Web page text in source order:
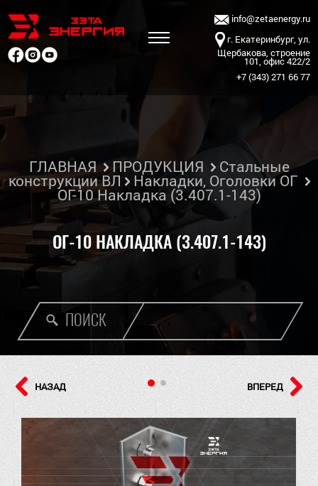
info@zetaenergy.ru
г. Екатеринбург, ул.
Щербакова, строение
101, офис 422/2
+7 (343) 271 66 77
ПОИСК
ГЛАВНАЯ ПРОДУКЦИЯ Стальные
конструкции ВЛ Накладки, Оголовки ОГ
ОГ-10 Накладка (3.407.1-143)
ОГ-10 НАКЛАДКА (3.407.1-143)
НАЗАД ВПЕРЕД